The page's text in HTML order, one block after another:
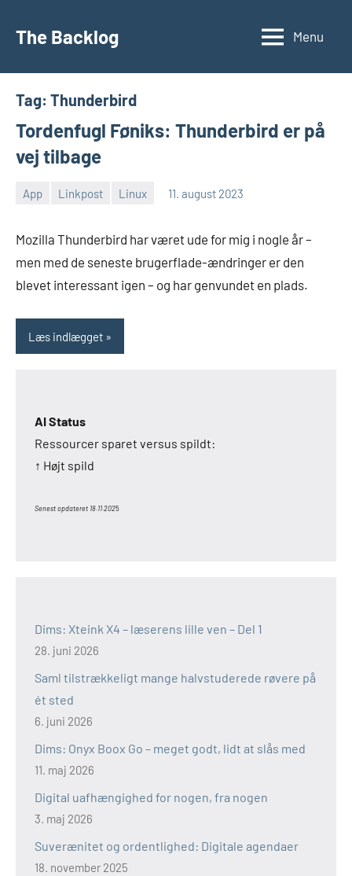
The Backlog Menu
Tag: Thunderbird
Tordenfugl Føniks: Thunderbird er på
vej tilbage
App Linkpost Linux 11. august 2023
Morten
Johansen
Ingen
Mozilla Thunderbird har været ude for mig i nogle år –
men med de seneste brugerflade-ændringer er den
blevet interessant igen – og har genvundet en plads.
Læs indlægget
AI Status
Ressourcer sparet versus spildt:
↑ Højt spild
Senest opdateret 18.11.2025
Dims: Xteink X4 – læserens lille ven – Del 1
28. juni 2026
Saml tilstrækkeligt mange halvstuderede røvere på
ét sted
6. juni 2026
Dims: Onyx Boox Go – meget godt, lidt at slås med
11. maj 2026
Digital uafhængighed for nogen, fra nogen
3. maj 2026
Suverænitet og ordentlighed: Digitale agendaer
18. november 2025